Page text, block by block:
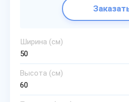
Ширина (см)
50
Высота (см)
60